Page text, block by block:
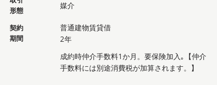
形態
媒介
契約
期間
普通建物賃貸借
2年
成約時仲介手数料1か月。要保険加入｡【仲介
手数料には別途消費税が加算されます。】